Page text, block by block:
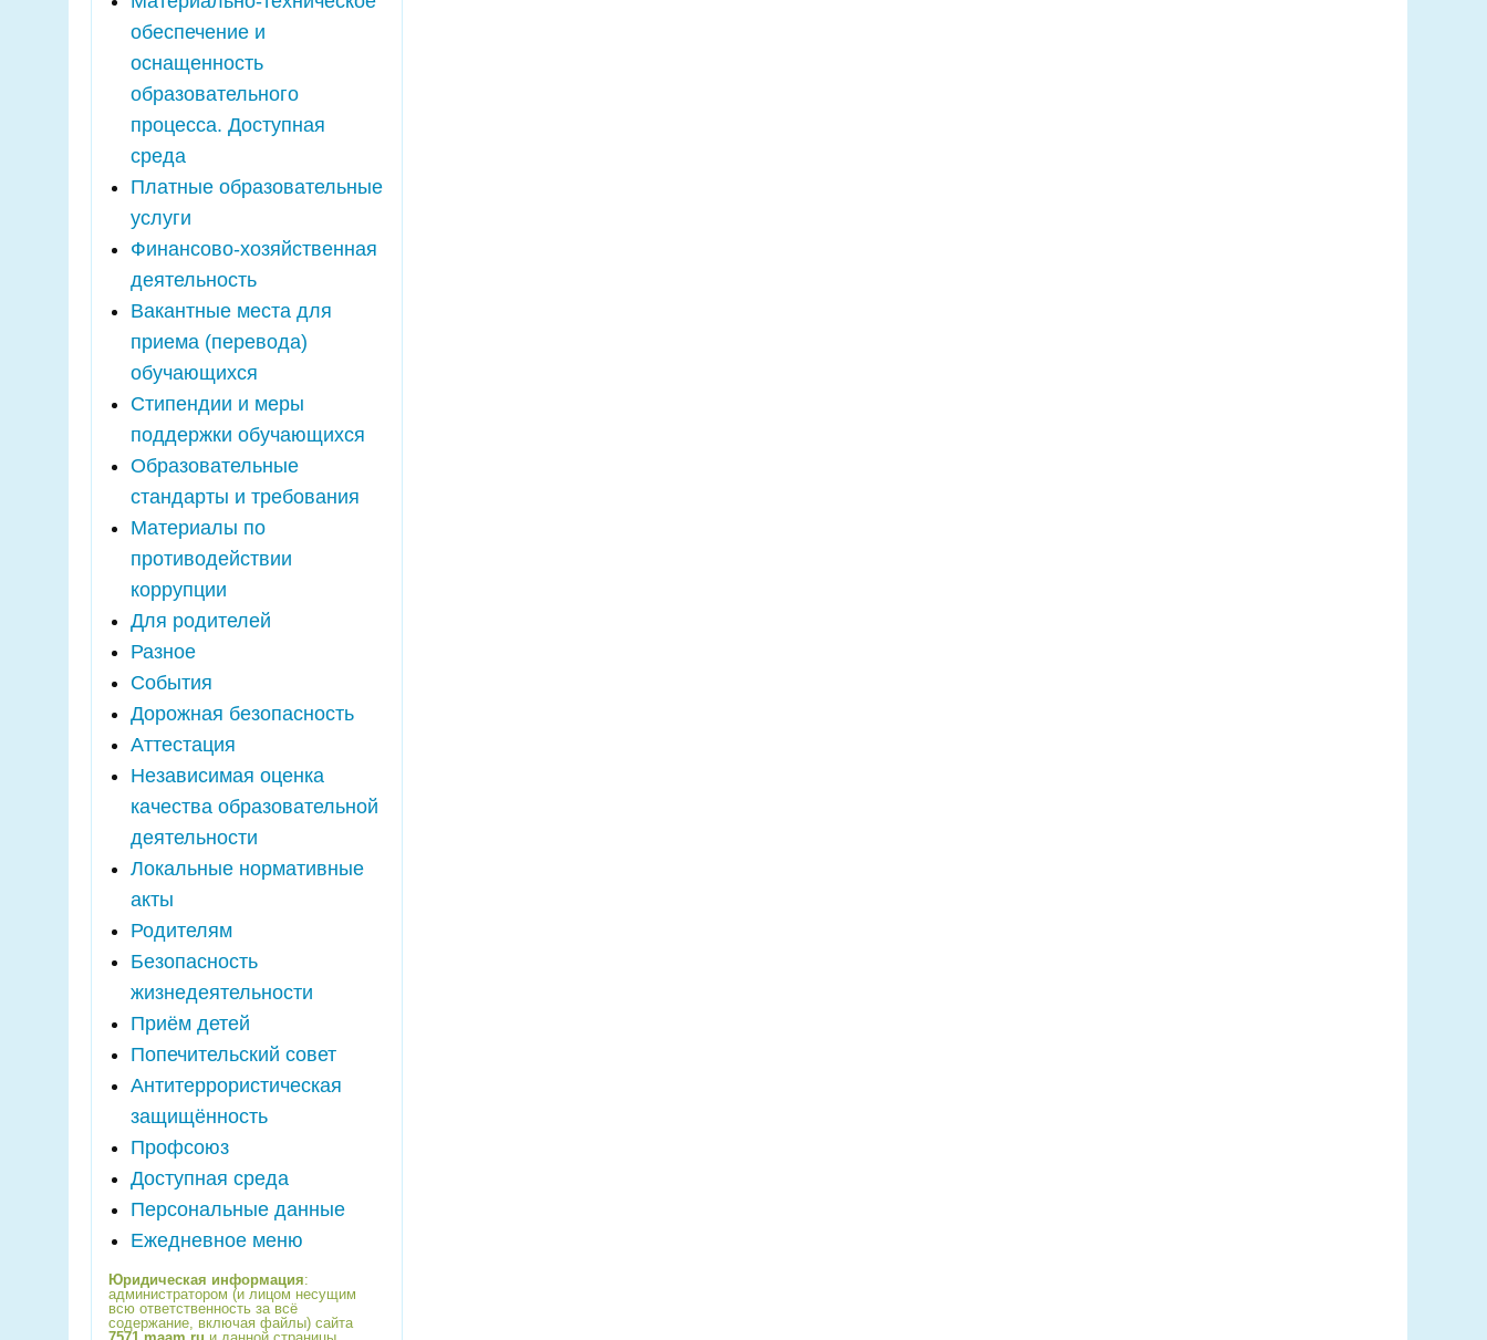
обеспечение и
оснащенность
образовательного
процесса. Доступная
среда
Платные образовательные
услуги
Финансово-хозяйственная
деятельность
Вакантные места для
приема (перевода)
обучающихся
Стипендии и меры
поддержки обучающихся
Образовательные
стандарты и требования
Материалы по
противодействии
коррупции
Для родителей
Разное
События
Дорожная безопасность
Аттестация
Независимая оценка
качества образовательной
деятельности
Локальные нормативные
акты
Родителям
Безопасность
жизнедеятельности
Приём детей
Попечительский совет
Антитеррористическая
защищённость
Профсоюз
Доступная среда
Персональные данные
Ежедневное меню
Юридическая информация:
администратором (и лицом несущим
всю ответственность за всё
содержание, включая файлы) сайта